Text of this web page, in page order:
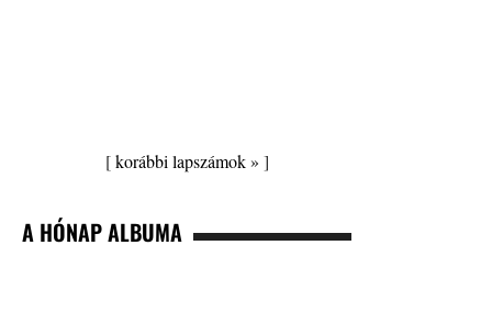
[korábbi lapszámok » ]
A HÓNAP ALBUMA